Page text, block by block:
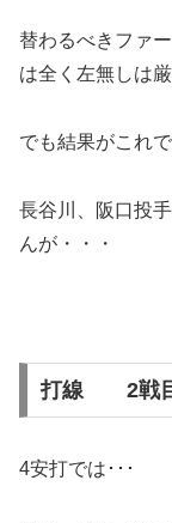
替わるべきファ
は全く左無しは
でも結果がこれ
長谷川、阪口投
んが・・・
打線 2戦
4安打では･･･